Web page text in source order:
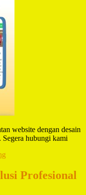
website dengan desain
hubungi kami
Profesional